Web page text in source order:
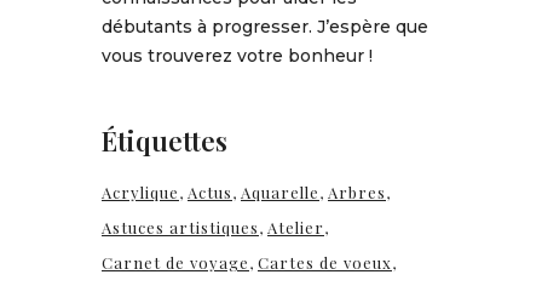
débutants à progresser. J’espère que
vous trouverez votre bonheur !
Étiquettes
Acrylique Actus Aquarelle Arbres
Astuces artistiques Atelier
Carnet de voyage Cartes de voeux